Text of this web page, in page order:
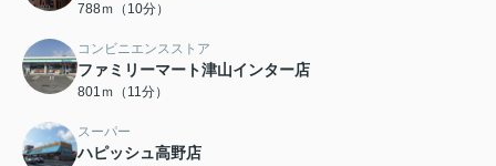
788ｍ（10分）
コンビニエンスストア
ファミリーマート津山インター店
801ｍ（11分）
スーパー
ハピッシュ高野店